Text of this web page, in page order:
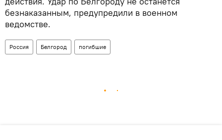
безнаказанным, предупредили в военном
ведомстве.
Россия Белгород погибшие